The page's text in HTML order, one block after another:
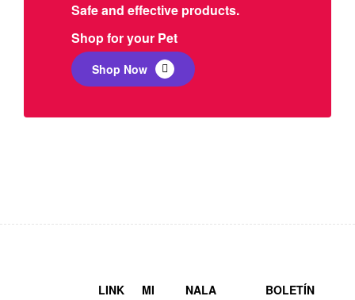
Safe and effective products.
Shop for your Pet
Shop Now
LINK
MI
NALA
BOLETÍN